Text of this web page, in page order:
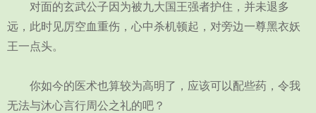
对面的玄武公子因为被九大国王强者护住，并未退多
远，此时见厉空血重伤，心中杀机顿起，对旁边一尊黑衣妖
王一点头。
你如今的医术也算较为高明了，应该可以配些药，令我
无法与沐心言行周公之礼的吧？